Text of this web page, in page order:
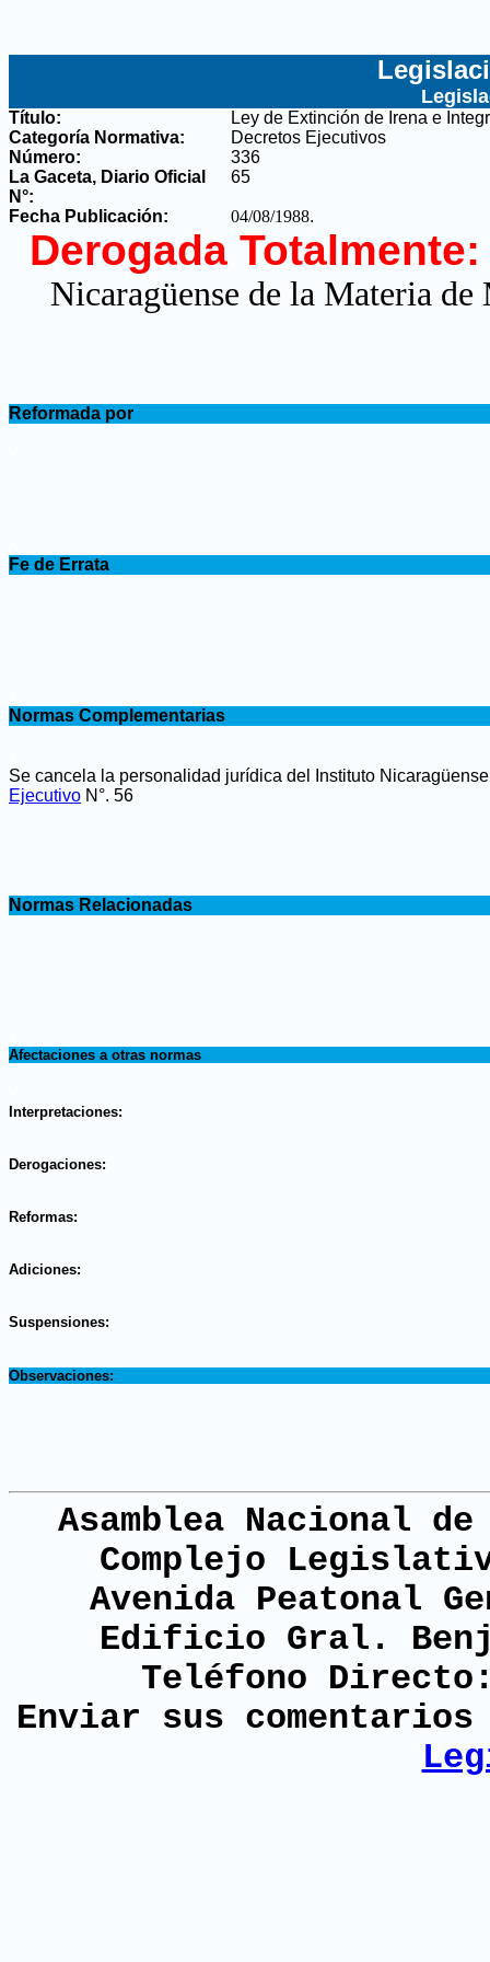
Título:
Ley de Extinción de Irena e
Categoría Normativa:
Decretos Ejecutivos
Número:
336
La Gaceta, Diario Oficial
N°:
65
Fecha Publicación: 04/08/1988.
Derogada Totalmente:
Nicaragüense de la Materia
Reformada por
Fe de Errata
Normas Complementarias
Se cancela la personalidad jurídica del Instituto
Ejecutivo N°. 56
Normas Relacionadas
Afectaciones a otras normas
Interpretaciones:
Derogaciones:
Reformas:
Adiciones:
Suspensiones:
Observaciones:
Asamblea Nacional
Complejo
Avenida Peatonal
Edificio Gral.
Teléfono
Enviar sus